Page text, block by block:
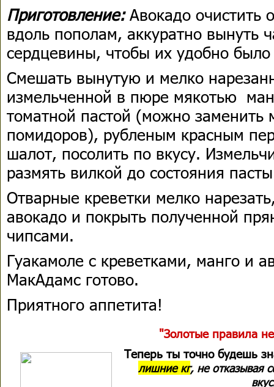
Приготовление:Авокадо очистить
вдоль пополам, аккуратно вынуть
сердцевины, чтобы их удобно
Смешать вынутую и мелко
измельченной в пюре мякотью
томатной пастой (можно заменить
помидоров), рубленым красным
шалот, посолить по вкусу.
размять вилкой до состояния
Отварные креветки мелко
авокадо и покрыть полученной
чипсами.
Гуакамоле с креветками, манго и
МакАдамс готово.
Приятного аппетита!
"Золотые правила
Теперь ты точно будешь
лишние кг, не отказывая